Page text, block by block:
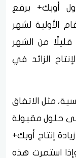
أوبك+ برفع
الأولية لشهر
من الشهر
الزائد في
مثل الاتفاق
حلول مقبولة
إنتاج أوبك+
استمرت هذه